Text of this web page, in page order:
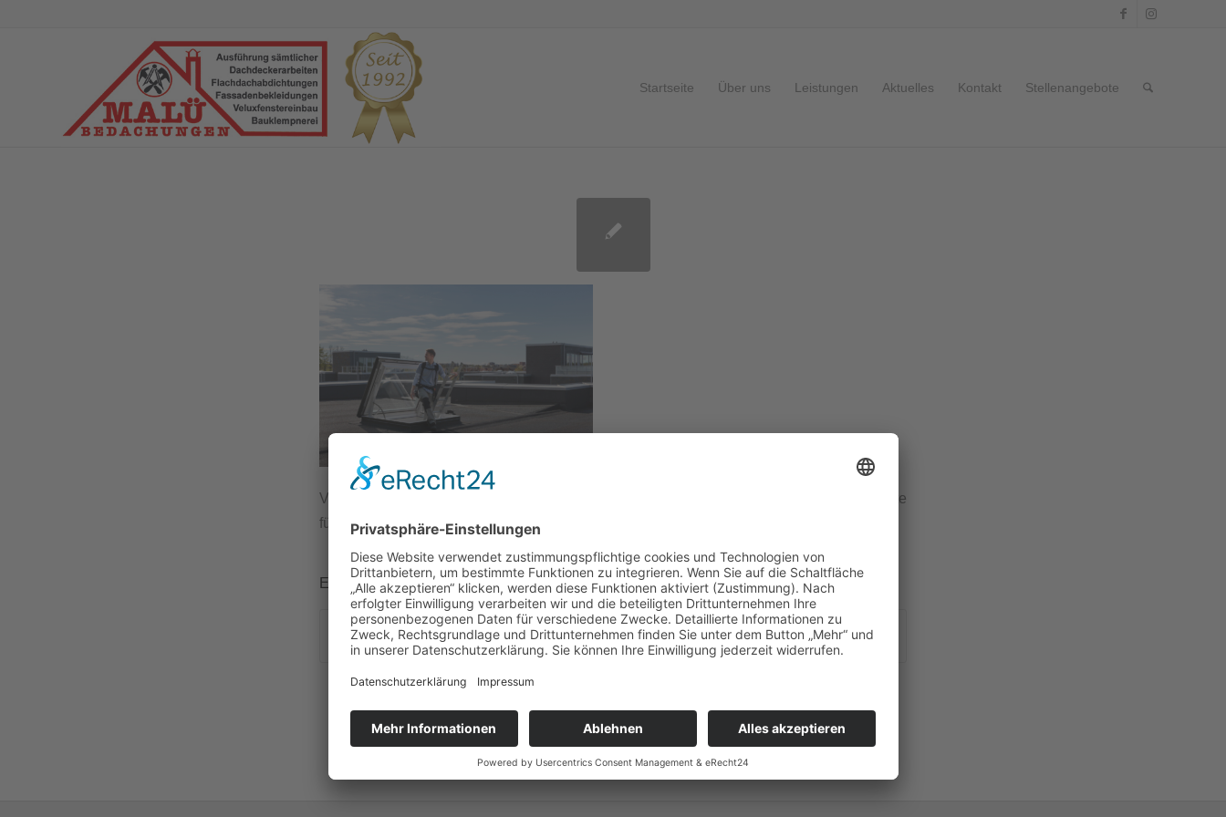
Startseite Über uns Leistungen Aktuelles Kontakt Stellenangebote
Velux bietet für seine neue Generation der Flachdach-Fenster ab sofort auch eine Variante
für Ausstieg und Rauchabzug an.
Eintrag teilen